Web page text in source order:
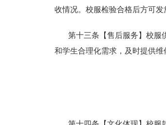
收情况。校服检验合格后方可发
第十三条【售后服务】校服
和学生合理化需求，及时提供